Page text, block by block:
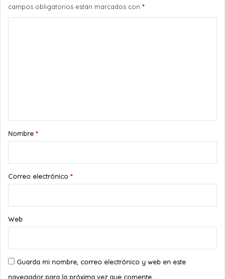
campos obligatorios están marcados con *
r
*
Nombre *
Correo electrónico *
Web
Guarda mi nombre, correo electrónico y web en este
navegador para la próxima vez que comente.